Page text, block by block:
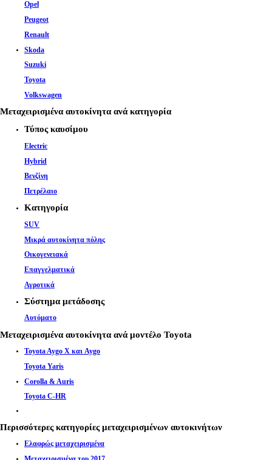
Opel
Peugeot
Renault
Skoda
Suzuki
Toyota
Volkswagen
Μεταχειρισμένα αυτοκίνητα ανά κατηγορία
Τύπος καυσίμου
Electric
Hybrid
Βενζίνη
Πετρέλαιο
Κατηγορία
SUV
Μικρά αυτοκίνητα πόλης
Οικογενειακά
Επαγγελματικά
Αγροτικά
Σύστημα μετάδοσης
Αυτόματο
Μεταχειρισμένα αυτοκίνητα ανά μοντέλο Toyota
Toyota Aygo X και Aygo
Toyota Yaris
Corolla & Auris
Toyota C-HR
Περισσότερες κατηγορίες μεταχειρισμένων αυτοκινήτων
Ελαφρώς μεταχειρισμένα